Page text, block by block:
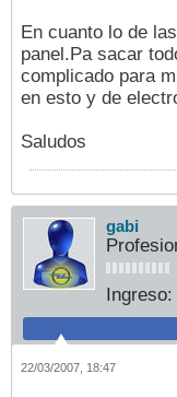
En cuanto lo de
panel.Pa sacar
complicado para
en esto y de
Saludos
gabi
Ingreso:
22/03/2007, 18:47